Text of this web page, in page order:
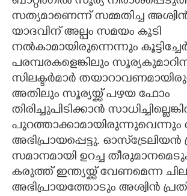
സത്യമാണെന്ന് സമ്മതിച്ച
യാദവിന് അല്പം സമയം കൂടി
നൽകാമായിരുന്നെന്നും
പരമ്പരകളെങ്കിലും
സിലക്ടര്‍മാര്‍
അതിലും സൂര്യയ്ക്ക് പഴയ ഫോം
തിരിച്ചുപിടിക്കാൻ
പുറത്താക്കാമായിരുന്നുവെന്നും
അഭിപ്രായപ്പെട്ടു. ഓസ്‌ട്രേലിയൻ
സമാനമായി ഉറച്ച
കരുത്ത് ഇന്ത്യയ്ക്ക് വേണമെന്ന
അഭിപ്രായത്തോടും അശ്വിൻ